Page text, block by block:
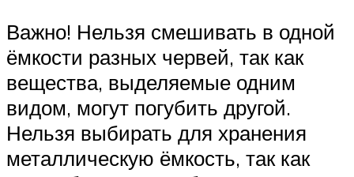
Важно! Нельзя смешивать в одной
ёмкости разных червей, так как
вещества, выделяемые одним
видом, могут погубить другой.
Нельзя выбирать для хранения
металлическую ёмкость, так как